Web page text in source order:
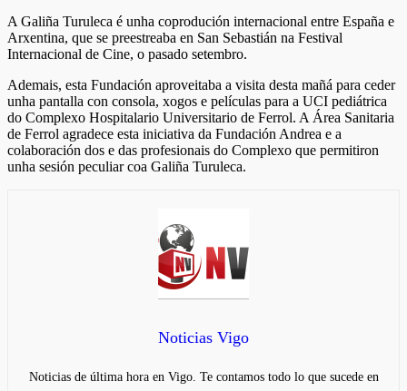
A Galiña Turuleca é unha coprodución internacional entre España e
Arxentina, que se preestreaba en San Sebastián na Festival
Internacional de Cine, o pasado setembro.
Ademais, esta Fundación aproveitaba a visita desta mañá para ceder
unha pantalla con consola, xogos e películas para a UCI pediátrica
do Complexo Hospitalario Universitario de Ferrol. A Área Sanitaria
de Ferrol agradece esta iniciativa da Fundación Andrea e a
colaboración dos e das profesionais do Complexo que permitiron
unha sesión peculiar coa Galiña Turuleca.
Noticias Vigo
Noticias de última hora en Vigo. Te contamos todo lo que sucede en